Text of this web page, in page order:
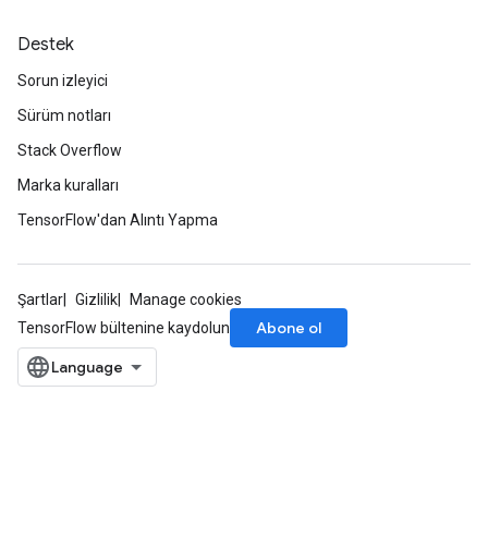
Destek
Sorun izleyici
Sürüm notları
Stack Overflow
Marka kuralları
TensorFlow'dan Alıntı Yapma
Şartlar Gizlilik
Manage cookies
TensorFlow bültenine kaydolun
Abone ol